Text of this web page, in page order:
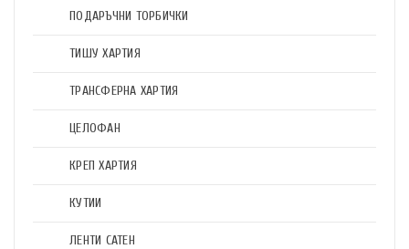
ПОДАРЪЧНИ ТОРБИЧКИ
ТИШУ ХАРТИЯ
ТРАНСФЕРНА ХАРТИЯ
ЦЕЛОФАН
КРЕП ХАРТИЯ
КУТИИ
ЛЕНТИ САТЕН